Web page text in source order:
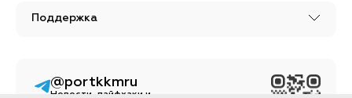
Поддержка
@portkkmru
Новости, лайфхаки и